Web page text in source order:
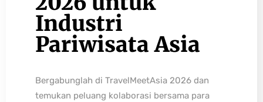
Industri
Pariwisata Asia
Bergabunglah di TravelMeetAsia 2026 dan
temukan peluang kolaborasi bersama para